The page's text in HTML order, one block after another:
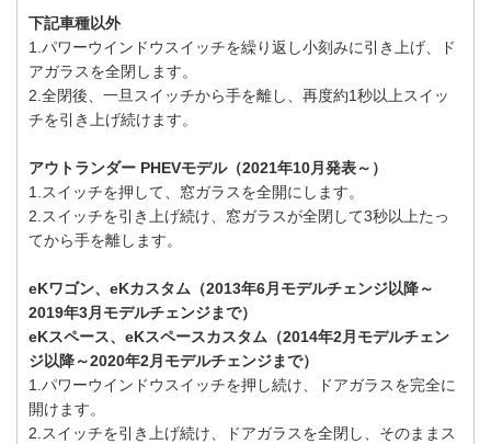
下記車種以外
1.パワーウインドウスイッチを繰り返し小刻みに引き上げ、ド
アガラスを全閉します。
2.全閉後、一旦スイッチから手を離し、再度約1秒以上スイッ
チを引き上げ続けます。
アウトランダー PHEVモデル（2021年10月発表～）
1.スイッチを押して、窓ガラスを全開にします。
2.スイッチを引き上げ続け、窓ガラスが全閉して3秒以上たっ
てから手を離します。
eKワゴン、eKカスタム（2013年6月モデルチェンジ以降～
2019年3月モデルチェンジまで）
eKスペース、eKスペースカスタム（2014年2月モデルチェン
ジ以降～2020年2月モデルチェンジまで）
1.パワーウインドウスイッチを押し続け、ドアガラスを完全に
開けます。
2.スイッチを引き上げ続け、ドアガラスを全閉し、そのままス